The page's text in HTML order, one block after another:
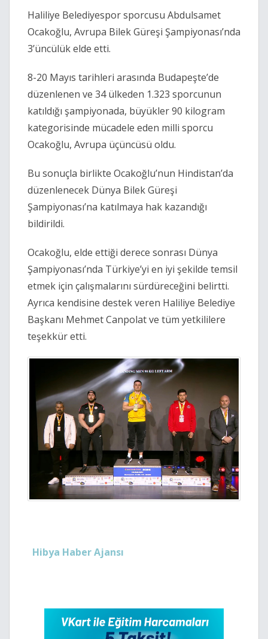
Haliliye Belediyespor sporcusu Abdulsamet
Ocakoğlu, Avrupa Bilek Güreşi Şampiyonası’nda
3’üncülük elde etti.
8-20 Mayıs tarihleri arasında Budapeşte’de
düzenlenen ve 34 ülkeden 1.323 sporcunun
katıldığı şampiyonada, büyükler 90 kilogram
kategorisinde mücadele eden milli sporcu
Ocakoğlu, Avrupa üçüncüsü oldu.
Bu sonuçla birlikte Ocakoğlu’nun Hindistan’da
düzenlenecek Dünya Bilek Güreşi
Şampiyonası’na katılmaya hak kazandığı
bildirildi.
Ocakoğlu, elde ettiği derece sonrası Dünya
Şampiyonası’nda Türkiye’yi en iyi şekilde temsil
etmek için çalışmalarını sürdüreceğini belirtti.
Ayrıca kendisine destek veren Haliliye Belediye
Başkanı Mehmet Canpolat ve tüm yetkililere
teşekkür etti.
Hibya Haber Ajansı